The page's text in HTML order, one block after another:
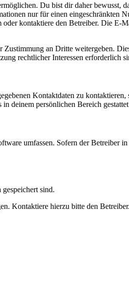
Du bist dir daher
nur für einen eingeschränkten
kontaktiere den Betreiber. Die
an Dritte weitergeben.
rechtlicher Interessen erforderlich
Kontaktdaten zu
deinem persönlichen Bereich gestattet
umfassen. Sofern der Betreiber
sind.
Kontaktiere hierzu bitte den Betreiber.